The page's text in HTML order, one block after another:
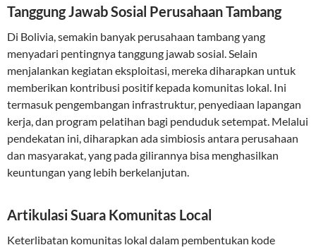
Tanggung Jawab Sosial Perusahaan Tambang
Di Bolivia, semakin banyak perusahaan tambang yang
menyadari pentingnya tanggung jawab sosial. Selain
menjalankan kegiatan eksploitasi, mereka diharapkan untuk
memberikan kontribusi positif kepada komunitas lokal. Ini
termasuk pengembangan infrastruktur, penyediaan lapangan
kerja, dan program pelatihan bagi penduduk setempat. Melalui
pendekatan ini, diharapkan ada simbiosis antara perusahaan
dan masyarakat, yang pada gilirannya bisa menghasilkan
keuntungan yang lebih berkelanjutan.
Artikulasi Suara Komunitas Local
Keterlibatan komunitas lokal dalam pembentukan kode